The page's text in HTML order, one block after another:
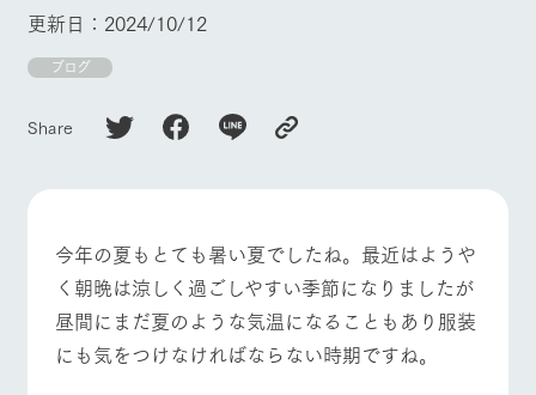
状況などを毎日
施設・体験情報
フラワー
花のある美しい
自然環境の中、
季節の移り変わ
りを存分に味わ
動物とふ
触れて、感じ
て、学ぶ。館ヶ
森の雄大な自然
なかで動物とふ
れあう
アクティ
ツリーハウスや
各種体験教室な
ど、楽しみなが
ら学べる様々な
アクティビティ
私たちの取り組み
生産品を見る
ArkFarm Wedding
お知らせ
ブログ
お問い合わせ・資料請求
牧場トップ 今日の牧場
イベント/フェア レストラン/BBQ フラワーガーデン
動物とふれあう アクティビティ/体験 ショップ/お買い物
更新日：2024/10/12
ブログ
Share
今年の夏もとても暑い夏でしたね。最近はようや
く朝晩は涼しく過ごしやすい季節になりましたが
昼間にまだ夏のような気温になることもあり服装
にも気をつけなければならない時期ですね。